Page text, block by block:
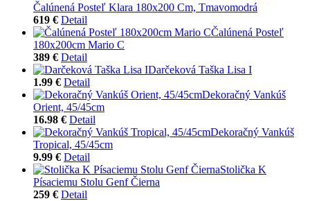
Čalúnená Posteľ Klara 180x200 Cm, Tmavomodrá
619 € Detail
Čalúnená Posteľ
180x200cm Mario C
389 € Detail
Darčeková Taška Lisa I
1.99 € Detail
Dekoračný Vankúš
Orient, 45/45cm
16.98 € Detail
Dekoračný Vankúš
Tropical, 45/45cm
9.99 € Detail
Stolička K
Písaciemu Stolu Genf Čierna
259 € Detail